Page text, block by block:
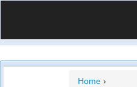
Vergelijk prijsposities - wijk
Home ›